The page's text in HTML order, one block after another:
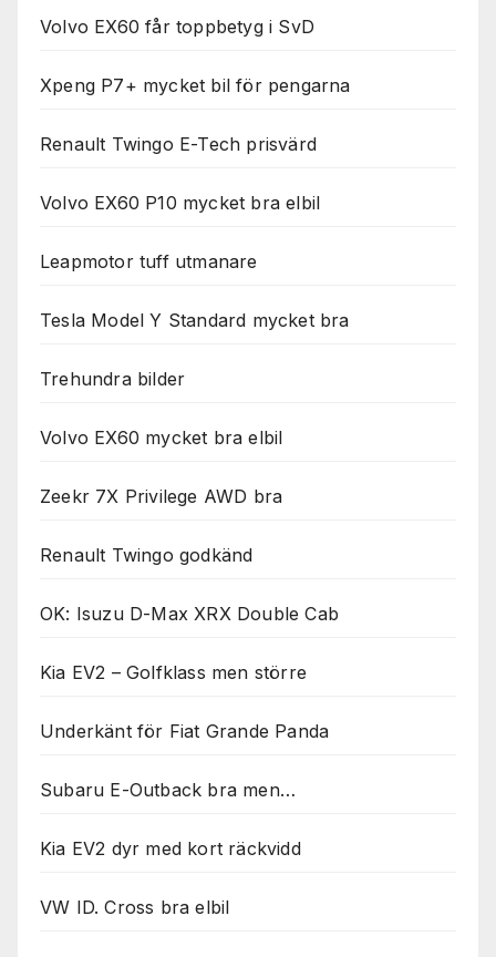
Volvo EX60 får toppbetyg i SvD
Xpeng P7+ mycket bil för pengarna
Renault Twingo E-Tech prisvärd
Volvo EX60 P10 mycket bra elbil
Leapmotor tuff utmanare
Tesla Model Y Standard mycket bra
Trehundra bilder
Volvo EX60 mycket bra elbil
Zeekr 7X Privilege AWD bra
Renault Twingo godkänd
OK: Isuzu D-Max XRX Double Cab
Kia EV2 – Golfklass men större
Underkänt för Fiat Grande Panda
Subaru E-Outback bra men…
Kia EV2 dyr med kort räckvidd
VW ID. Cross bra elbil